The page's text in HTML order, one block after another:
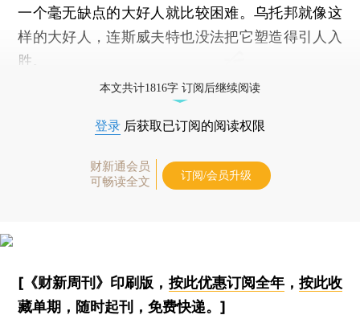
一个毫无缺点的大好人就比较困难。乌托邦就像这
样的大好人，连斯威夫特也没法把它塑造得引人入
胜。
本文共计1816字 订阅后继续阅读
登录 后获取已订阅的阅读权限
财新通会员
可畅读全文
订阅/会员升级
[《财新周刊》印刷版， 按此优惠订阅全年， 按此收
藏单期 ，随时起刊，免费快递。]